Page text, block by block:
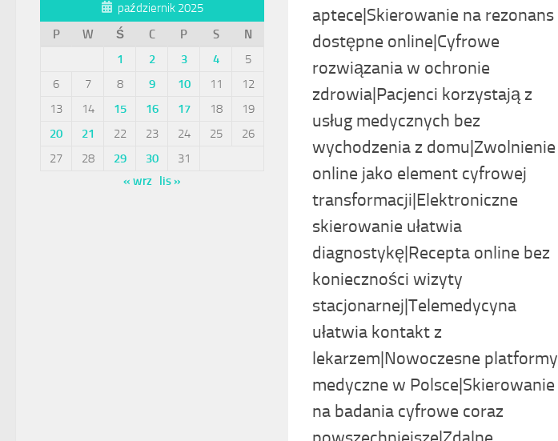
aptece|Skierowanie na rezonans
dostępne online|Cyfrowe
rozwiązania w ochronie
zdrowia|Pacjenci korzystają z
usług medycznych bez
wychodzenia z domu|Zwolnienie
online jako element cyfrowej
transformacji|Elektroniczne
skierowanie ułatwia
diagnostykę|Recepta online bez
konieczności wizyty
stacjonarnej|Telemedycyna
ułatwia kontakt z
lekarzem|Nowoczesne platformy
medyczne w Polsce|Skierowanie
na badania cyfrowe coraz
październik 2025
P
W Ś C P S
N
1
2 3 4
5
6
7 8 9 10 11
12
13
14 15 16 17 18
19
20
21 22 23 24 25
26
27
28 29 30
31
« wrz lis »